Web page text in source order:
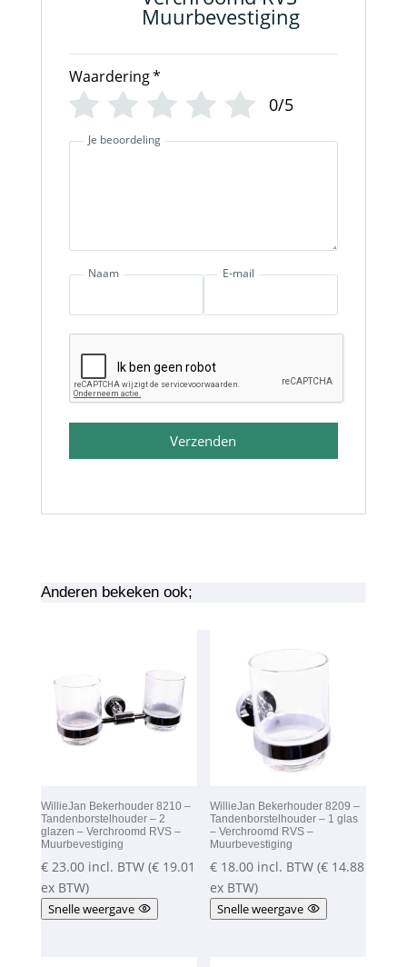
Muurbevestiging
Waardering*
0/5
Je beoordeling
Naam E-mail
Verzenden
Anderen bekeken ook;
WillieJan Bekerhouder 8210 –
Tandenborstelhouder – 2
glazen – Verchroomd RVS –
Muurbevestiging
€23.00 incl. BTW (€19.01
ex BTW)
Snelle weergave
WillieJan Bekerhouder 8209 –
Tandenborstelhouder – 1 glas
– Verchroomd RVS –
Muurbevestiging
€ 18.00 incl. BTW (€ 14.88
ex BTW)
Snelle weergave